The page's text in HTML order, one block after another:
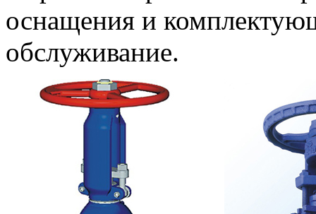
оснащения и
обслуживание.